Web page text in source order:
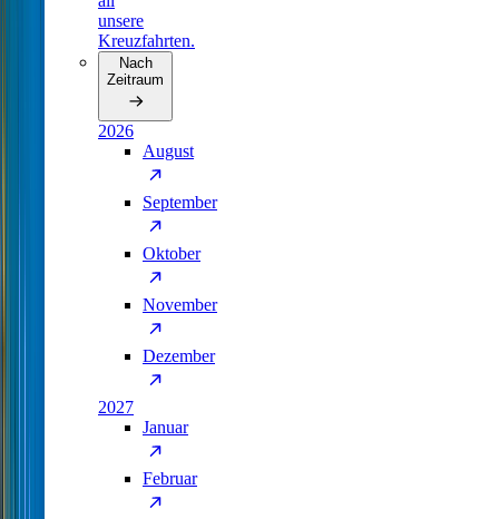
unsere
Kreuzfahrten.
Nach
Zeitraum
2026
August
September
Oktober
November
Dezember
2027
Januar
Februar